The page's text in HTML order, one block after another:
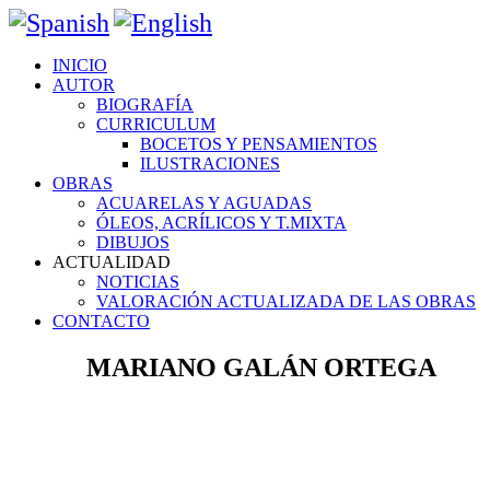
INICIO
AUTOR
BIOGRAFÍA
CURRICULUM
BOCETOS Y PENSAMIENTOS
ILUSTRACIONES
OBRAS
ACUARELAS Y AGUADAS
ÓLEOS, ACRÍLICOS Y T.MIXTA
DIBUJOS
ACTUALIDAD
NOTICIAS
VALORACIÓN ACTUALIZADA DE LAS OBRAS
CONTACTO
MARIANO GALÁN ORTEGA